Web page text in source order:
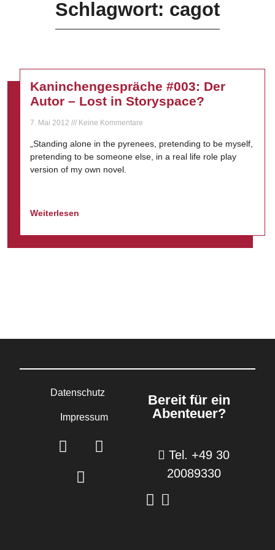
Schlagwort: cagot
Kaninchengespräche #003: Der
Autor – Lost in Storyspace?
7. Mai 2012 Keine Kommentare
„Standing alone in the pyrenees, pretending to be myself,
pretending to be someone else, in a real life role play
version of my own novel.
Weiterlesen
Datenschutz
Impressum
Bereit für ein
Abenteuer?
Tel. +49 30
20089330